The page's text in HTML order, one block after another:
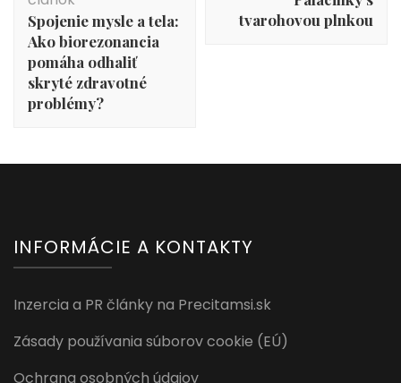
článku
Spojenie mysle a tela:
Ako biorezonancia
pomáha odhaliť
skryté zdravotné
problémy?
tvarohovou plnkou
INFORMÁCIE A KONTAKTY
Inzercia a PR články na Precitamsi.sk
Zásady používania súborov cookie (EÚ)
Ochrana osobných údajov